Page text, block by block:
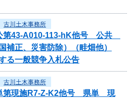
古川土木事務所
第43-A010-113-hK他号 公共
補正、災害防除）（畦畑他）
る一般競争入札公告
古川土木事務所
第現施R7-Z-K2他号 県単 現